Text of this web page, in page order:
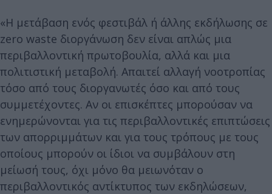
«Η μετάβαση ενός φεστιβάλ ή άλλης εκδήλωσης σε
zero waste διοργάνωση δεν είναι απλώς μια
περιβαλλοντική πρωτοβουλία, αλλά και μια
πολιτιστική μεταβολή. Απαιτεί αλλαγή νοοτροπίας
τόσο από τους διοργανωτές όσο και από τους
συμμετέχοντες. Αν οι επισκέπτες μπορούσαν να
ενημερώνονται για τις περιβαλλοντικές επιπτώσεις
των απορριμμάτων και για τους τρόπους με τους
οποίους μπορούν οι ίδιοι να συμβάλουν στη
μείωσή τους, όχι μόνο θα μειωνόταν ο
περιβαλλοντικός αντίκτυπος των εκδηλώσεων,